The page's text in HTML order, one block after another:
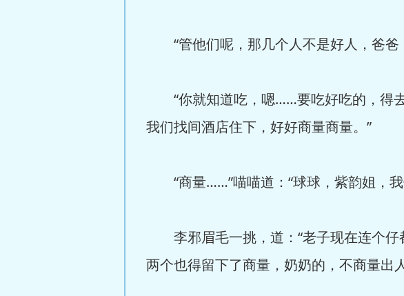
“管他们呢，那几个人不是好人，爸爸
“你就知道吃，嗯……要吃好吃的，得去
我们找间酒店住下，好好商量商量。”
“商量……”喵喵道：“球球，紫韵姐，我
李邪眉毛一挑，道：“老子现在连个仔
两个也得留下了商量，奶奶的，不商量出